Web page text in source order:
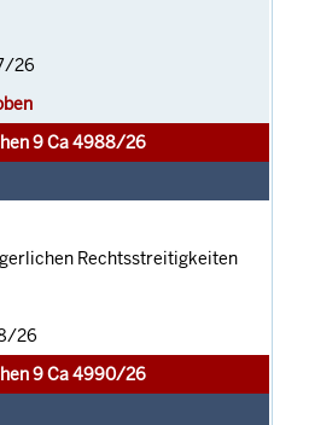
26
9 Ca 4988/26
Rechtsstreitigkeiten
26
9 Ca 4990/26